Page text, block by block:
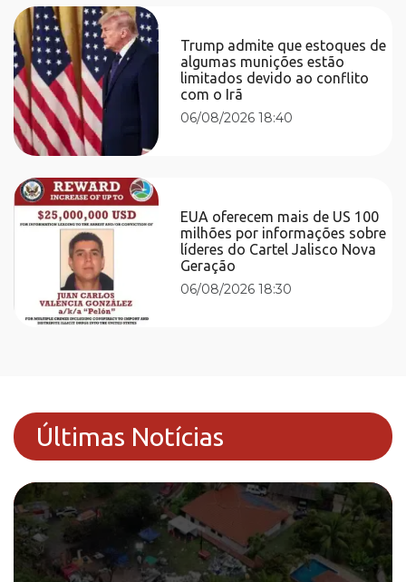
Trump admite que estoques de
algumas munições estão
limitados devido ao conflito
com o Irã
06/08/2026 18:40
EUA oferecem mais de US 100
milhões por informações sobre
líderes do Cartel Jalisco Nova
Geração
06/08/2026 18:30
Últimas Notícias